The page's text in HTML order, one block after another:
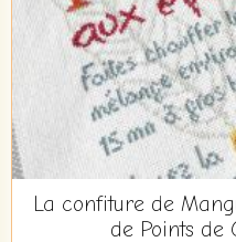
La confiture de
de Points de